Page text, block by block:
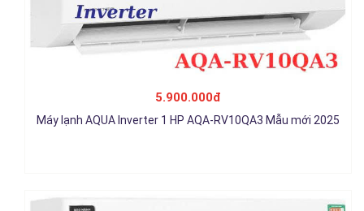
5.900.000đ
Máy lạnh AQUA Inverter 1 HP AQA-RV10QA3 Mẫu mới 2025
Máy lạnh Aqua Inverter 1.5 HP AQA-RV13QA3 Mẫu mới 2025
6.900.000đ